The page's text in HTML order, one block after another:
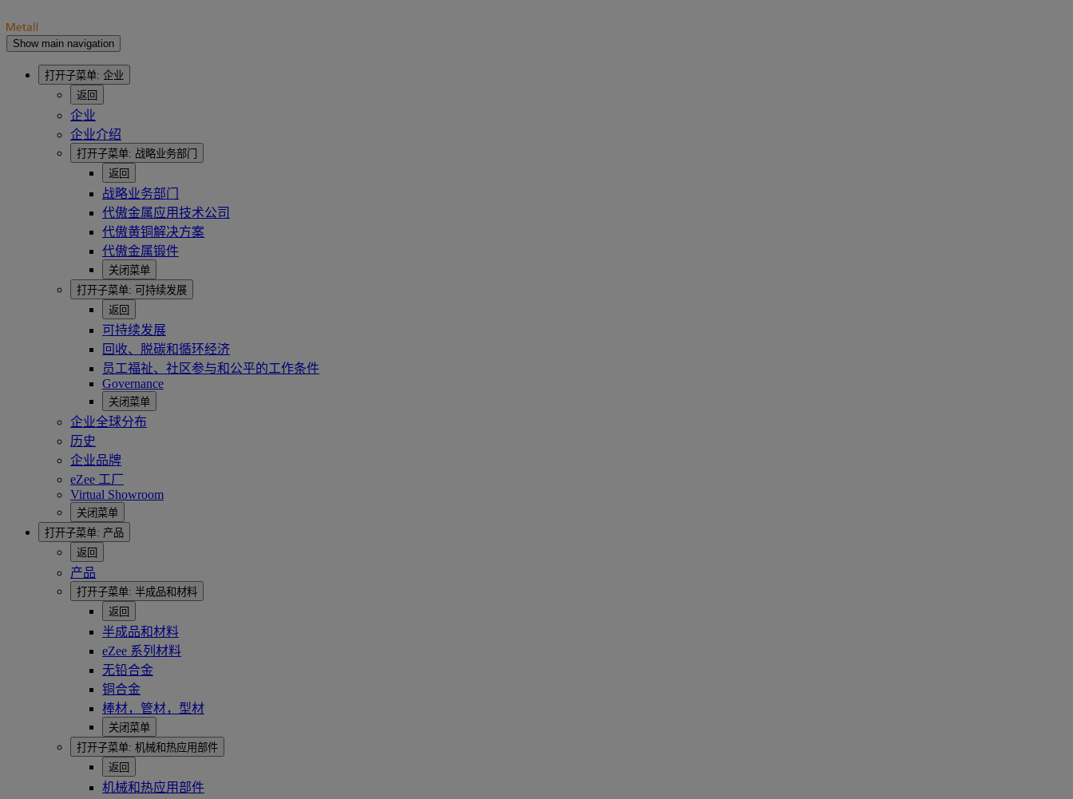
Show main navigation
打开子菜单: 企业
返回
企业
企业介绍
打开子菜单: 战略业务部门
返回
战略业务部门
代傲金属应用技术公司
代傲黄铜解决方案
代傲金属锻件
关闭菜单
打开子菜单: 可持续发展
返回
可持续发展
回收、脱碳和循环经济
员工福祉、社区参与和公平的工作条件
Governance
关闭菜单
企业全球分布
历史
企业品牌
eZee 工厂
Virtual Showroom
关闭菜单
打开子菜单: 产品
返回
产品
打开子菜单: 半成品和材料
返回
半成品和材料
eZee 系列材料
无铅合金
铜合金
棒材，管材，型材
关闭菜单
打开子菜单: 机械和热应用部件
返回
机械和热应用部件